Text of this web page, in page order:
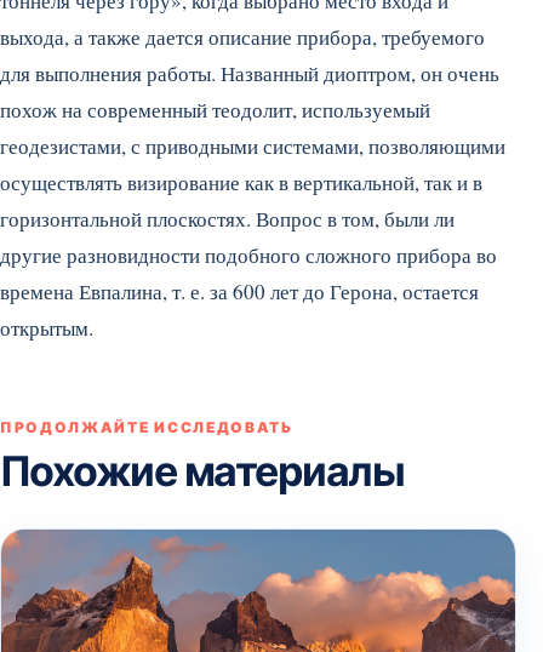
выхода, а также дается описание прибора, требуемого
для выполнения работы. Названный диоптром, он очень
похож на современный теодолит, используемый
геодезистами, с приводными системами, позволяющими
осуществлять визирование как в вертикальной, так и в
горизонтальной плоскостях. Вопрос в том, были ли
другие разновидности подобного сложного прибора во
времена Евпалина, т. е. за 600 лет до Герона, остается
открытым.
ПРОДОЛЖАЙТЕ ИССЛЕДОВАТЬ
Похожие материалы